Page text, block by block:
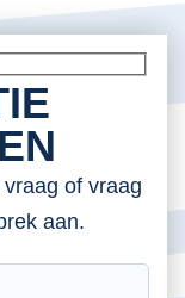
of vraag
aan.